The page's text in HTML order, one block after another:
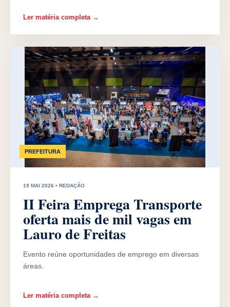
Ler matéria completa →
PREFEITURA
19 MAI 2026 • REDAÇÃO
II Feira Emprega Transporte
oferta mais de mil vagas em
Lauro de Freitas
Evento reúne oportunidades de emprego em diversas
áreas.
Ler matéria completa →